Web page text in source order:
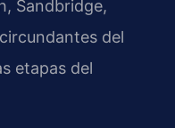
Sandbridge,
del
etapas del